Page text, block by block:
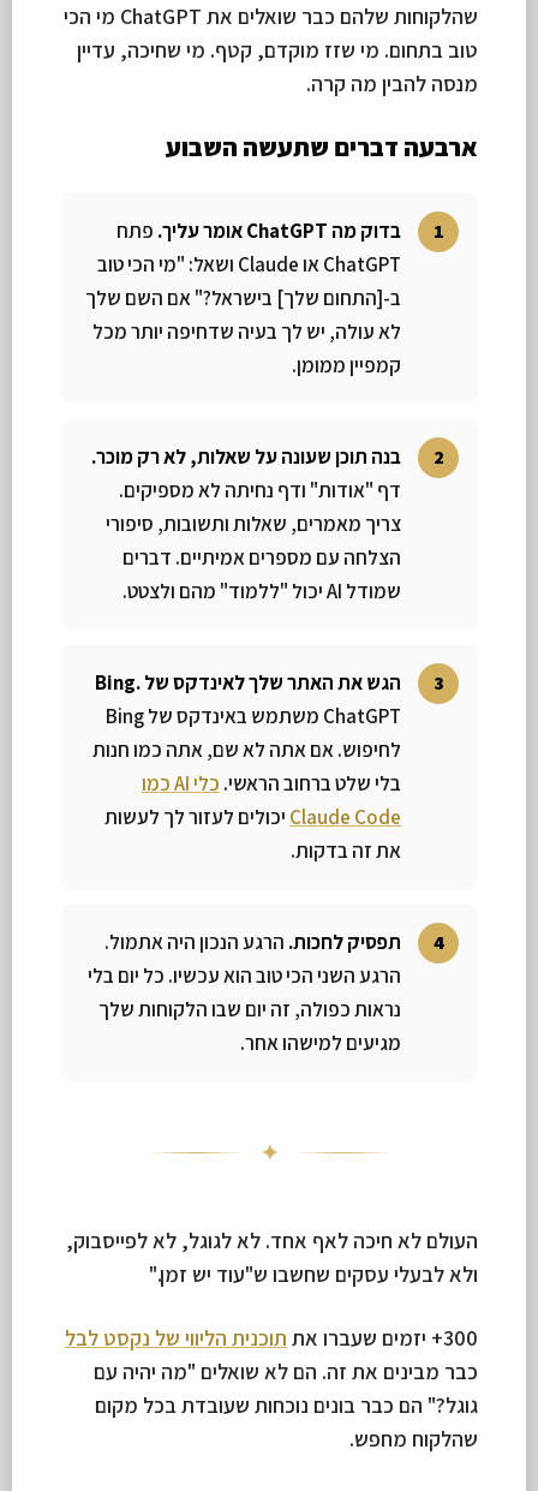
שהלקוחות שלהם כבר שואלים את ChatGPT מי הכי
טוב בתחום. מי שזז מוקדם, קטף. מי שחיכה, עדיין
מנסה להבין מה קרה.
ארבעה דברים שתעשה השבוע
בדוק מה ChatGPT אומר עליך.
פתח
ChatGPT או Claude ושאל: "מי הכי טוב
ב-[התחום שלך] בישראל?" אם השם שלך
לא עולה, יש לך בעיה שדחיפה יותר מכל
קמפיין ממומן.
בנה תוכן שעונה על שאלות, לא רק מוכר.
דף "אודות" ודף נחיתה לא מספיקים.
צריך מאמרים, שאלות ותשובות, סיפורי
הצלחה עם מספרים אמיתיים. דברים
שמודל AI יכול "ללמוד" מהם ולצטט.
הגש את האתר שלך לאינדקס של Bing.
ChatGPT משתמש באינדקס של Bing
לחיפוש. אם אתה לא שם, אתה כמו חנות
בלי שלט ברחוב הראשי.
כלי AI כמו
Claude Code יכולים לעזור לך לעשות
את זה בדקות.
תפסיק לחכות. הרגע הנכון היה אתמול.
הרגע השני הכי טוב הוא עכשיו. כל יום בלי
נראות כפולה, זה יום שבו הלקוחות שלך
מגיעים למישהו אחר.
✦
העולם לא חיכה לאף אחד. לא לגוגל, לא לפייסבוק,
ולא לבעלי עסקים שחשבו ש"עוד יש זמן."
300+ יזמים שעברו את
תוכנית הליווי של נקסט לבל
כבר מבינים את זה. הם לא שואלים "מה יהיה עם
גוגל?" הם כבר בונים נוכחות שעובדת בכל מקום
שהלקוח מחפש.